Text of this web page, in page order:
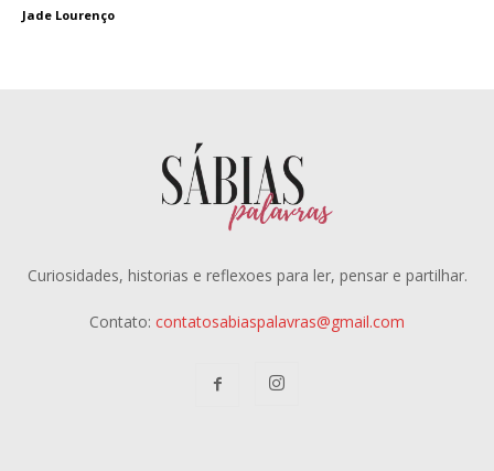
Jade Lourenço
Curiosidades, historias e reflexoes para ler, pensar e partilhar.
Contato: contatosabiaspalavras@gmail.com